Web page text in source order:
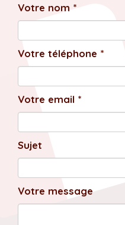
Votre nom *
Votre téléphone *
Votre email *
Sujet
Votre message